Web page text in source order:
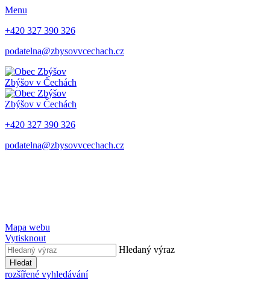
Menu
+420 327 390 326
podatelna@zbysovvcechach.cz
Zbýšov v Čechách
Zbýšov v Čechách
+420 327 390 326
podatelna@zbysovvcechach.cz
Mapa webu
Vytisknout
Hledaný výraz
Hledat
rozšířené vyhledávání